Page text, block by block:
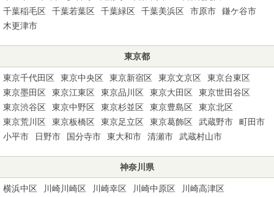
千葉稲毛区
千葉若葉区 千葉緑区 千葉美浜区 市原市
鎌ケ谷市
木更津市
東京都
東京千代田区 東京中央区 東京新宿区 東京文京区
東京台東区
東京墨田区
東京江東区 東京品川区 東京大田区
東京世田谷区
東京渋谷区
東京中野区 東京杉並区 東京豊島区
東京北区
東京荒川区
東京板橋区 東京足立区 東京葛飾区 武蔵野市
町田市
小平市
日野市 国分寺市 東大和市 清瀬市 武蔵村山市
神奈川県
横浜中区 川崎川崎区 川崎幸区 川崎中原区
川崎高津区